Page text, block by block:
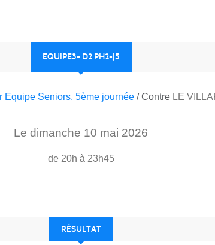
EQUIPE3- D2 PH2-J5
Equipe Seniors, 5ème journée / Contre LE
Le dimanche 10 mai 2026
de 20h à 23h45
RÉSULTAT